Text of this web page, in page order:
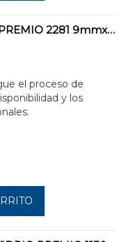
CINTA ADHESIVA PREMIO 2281 9mmx33m 0,06mm COBRE
el proceso de
y los